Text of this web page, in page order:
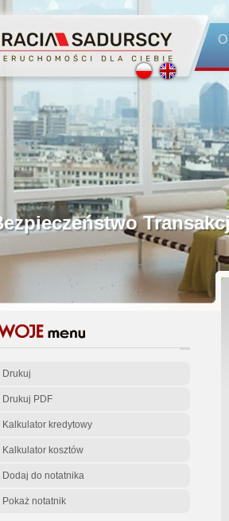
Profesjonalne
Bezpieczeństwo
Licencjonowani
Gwarancja Zwrotu
Gratis - Przedwstępna
Drukuj
Drukuj PDF
Kalkulator kredytowy
Kalkulator kosztów
Dodaj do notatnika
Pokaż notatnik